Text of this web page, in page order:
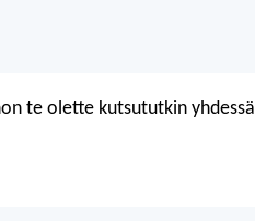
te olette kutsututkin yhdessä